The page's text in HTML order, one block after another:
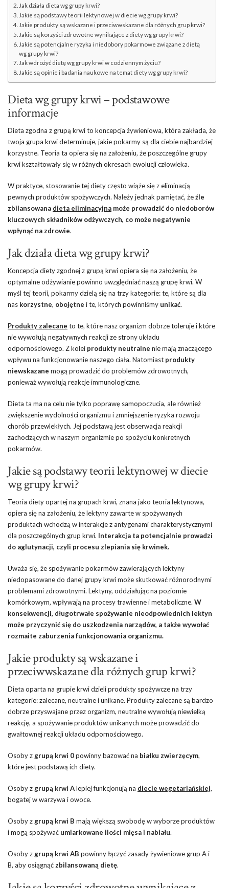
Jak działa dieta wg grupy krwi?
Jakie są podstawy teorii lektynowej w diecie wg grupy krwi?
Jakie produkty są wskazane i przeciwwskazane dla różnych grup krwi?
Jakie są korzyści zdrowotne wynikające z diety wg grupy krwi?
Jakie są potencjalne ryzyka i niedobory pokarmowe związane z dietą
wg grupy krwi?
Jak wdrożyć dietę wg grupy krwi w codziennym życiu?
Jakie są opinie i badania naukowe na temat diety wg grupy krwi?
Dieta wg grupy krwi – podstawowe
informacje
Dieta zgodna z grupą krwi to koncepcja żywieniowa, która zakłada, że
twoja grupa krwi determinuje, jakie pokarmy są dla ciebie najbardziej
korzystne. Teoria ta opiera się na założeniu, że poszczególne grupy
krwi kształtowały się w różnych okresach ewolucji człowieka.
W praktyce, stosowanie tej diety często wiąże się z eliminacją
pewnych produktów spożywczych. Należy jednak pamiętać, żeźle
zbilansowana dieta eliminacyjna może prowadzić do niedoborów
kluczowych składników odżywczych, co może negatywnie
wpłynąć na zdrowie.
Jak działa dieta wg grupy krwi?
Koncepcja diety zgodnej z grupą krwi opiera się na założeniu, że
optymalne odżywianie powinno uwzględniać naszą grupę krwi. W
myśl tej teorii, pokarmy dzielą się na trzy kategorie: te, które są dla
nas korzystne, obojętne i te, których powinniśmy unikać.
Produkty zalecane to te, które nasz organizm dobrze toleruje i które
nie wywołują negatywnych reakcji ze strony układu
odpornościowego. Z kolei produkty neutralne nie mają znaczącego
wpływu na funkcjonowanie naszego ciała. Natomiast produkty
niewskazane mogą prowadzić do problemów zdrowotnych,
ponieważ wywołują reakcje immunologiczne.
Dieta ta ma na celu nie tylko poprawę samopoczucia, ale również
zwiększenie wydolności organizmu i zmniejszenie ryzyka rozwoju
chorób przewlekłych. Jej podstawą jest obserwacja reakcji
zachodzących w naszym organizmie po spożyciu konkretnych
pokarmów.
Jakie są podstawy teorii lektynowej w diecie
wg grupy krwi?
Teoria diety opartej na grupach krwi, znana jako teoria lektynowa,
opiera się na założeniu, że lektyny zawarte w spożywanych
produktach wchodzą w interakcje z antygenami charakterystycznymi
dla poszczególnych grup krwi. Interakcja ta potencjalnie prowadzi
do aglutynacji, czyli procesu zlepiania się krwinek.
Uważa się, że spożywanie pokarmów zawierających lektyny
niedopasowane do danej grupy krwi może skutkować różnorodnymi
problemami zdrowotnymi. Lektyny, oddziałując na poziomie
komórkowym, wpływają na procesy trawienne i metaboliczne. W
konsekwencji, długotrwałe spożywanie nieodpowiednich lektyn
może przyczynić się do uszkodzenia narządów, a także wywołać
rozmaite zaburzenia funkcjonowania organizmu.
Jakie produkty są wskazane i
przeciwwskazane dla różnych grup krwi?
Dieta oparta na grupie krwi dzieli produkty spożywcze na trzy
kategorie: zalecane, neutralne i unikane. Produkty zalecane są bardzo
dobrze przyswajane przez organizm, neutralne wywołują niewielką
reakcję, a spożywanie produktów unikanych może prowadzić do
gwałtownej reakcji układu odpornościowego.
Osoby z grupą krwi 0powinny bazować na białku zwierzęcym,
które jest podstawą ich diety.
Osoby z grupą krwi Alepiej funkcjonują na diecie wegetariańskiej,
bogatej w warzywa i owoce.
Osoby z grupą krwi B mają większą swobodę w wyborze produktów
i mogą spożywać umiarkowane ilości mięsa i nabiału.
Osoby z grupą krwi AB powinny łączyć zasady żywieniowe grup A i
B, aby osiągnąć zbilansowaną dietę.